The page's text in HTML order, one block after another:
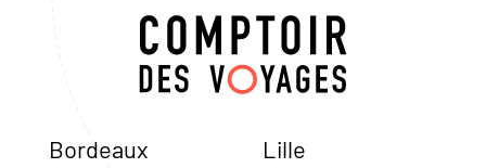
Bordeaux Lille